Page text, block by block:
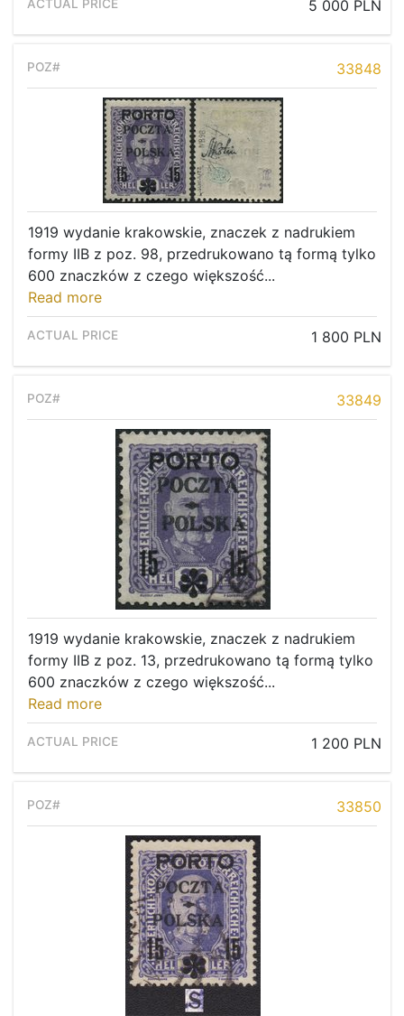
5 000 PLN
33848
1919 wydanie krakowskie, znaczek z nadrukiem
formy IIB z poz. 98, przedrukowano tą formą tylko
600 znaczków z czego większość...
Read more
1 800 PLN
33849
1919 wydanie krakowskie, znaczek z nadrukiem
formy IIB z poz. 13, przedrukowano tą formą tylko
600 znaczków z czego większość...
Read more
1 200 PLN
33850